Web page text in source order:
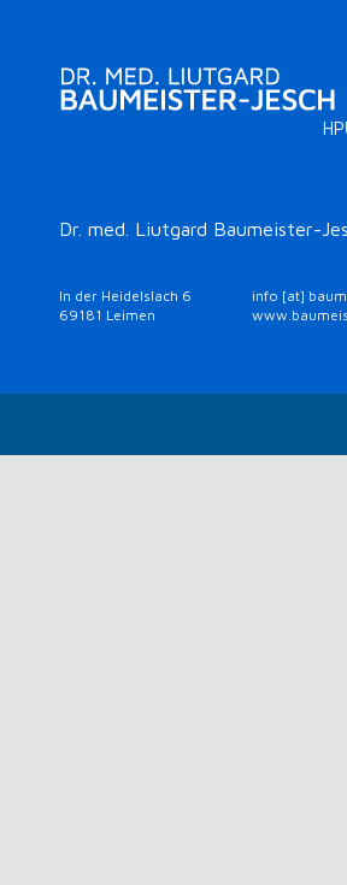
Dr. med. Liutgard Baumeister-
In der Heidelslach 6
69181 Leimen
info [at]